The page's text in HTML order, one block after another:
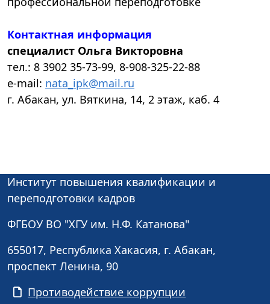
Контактная информация
специалист Ольга Викторовна
тел.: 8 3902 35-73-99, 8-908-325-22-88
e-mail: nata_ipk@mail.ru
г. Абакан, ул. Вяткина, 14, 2 этаж, каб. 4
Институт повышения квалификации и
переподготовки кадров
ФГБОУ ВО "ХГУ им. Н.Ф. Катанова"
655017, Республика Хакасия, г. Абакан,
проспект Ленина, 90
Противодействие коррупции